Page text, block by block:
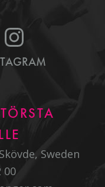
Sweden
00